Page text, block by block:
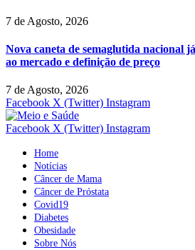
7 de Agosto, 2026
Nova caneta de semaglutida nacional
ao mercado e definição de preço
7 de Agosto, 2026
Facebook X (Twitter) Instagram
Facebook X (Twitter) Instagram
Home
Notícias
Câncer de Mama
Câncer de Próstata
Covid19
Diabetes
Obesidade
Sobre Nós